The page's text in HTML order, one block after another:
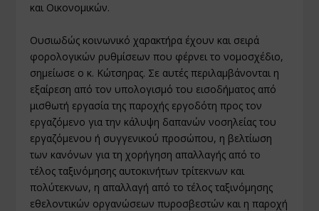
και Οικονομικών.
Ουσιωδώς κοινωνικό χαρακτήρα έχουν και σειρά
φορολογικών ρυθμίσεων που φέρνει το νομοσχέδιο,
σημείωσε ο κ. Κώτσηρας. Σε αυτές περιλαμβάνονται η
εξαίρεση από τον υπολογισμό του εισοδήματος από
μισθωτή εργασία της παροχής εργοδότη προς τον
εργαζόμενο για την κάλυψη δαπανών νοσηλείας του
εργαζόμενου ή συγγενικού προσώπου, η βελτίωση
των κανόνων για τη χορήγηση απαλλαγής από το
τέλος ταξινόμησης αυτοκινήτων τρίτεκνων και
πολύτεκνων, η απαλλαγή από το τέλος ταξινόμησης
εθελοντικών οργανώσεων πυροσβεστών και η παροχή